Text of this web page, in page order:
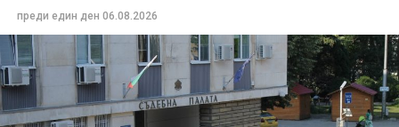
преди един ден 06.08.2026